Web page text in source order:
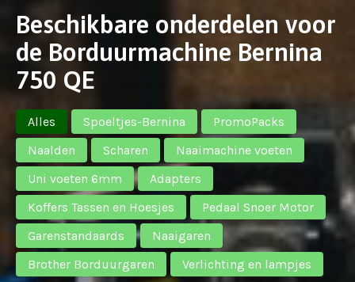
Beschikbare onderdelen voor
de Borduurmachine Bernina
750 QE
Alles Spoeltjes-Bernina
PromoPacks
Naalden
Scharen
Naaimachine voeten
Uni voeten 6mm
Adapters
Koffers Tassen en Hoesjes
Pedaal Snoer Motor
Garenstandaards
Naaigaren
Brother Borduurgaren
Verlichting en lampjes